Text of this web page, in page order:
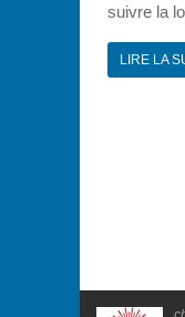
suivre la
LIRE LA